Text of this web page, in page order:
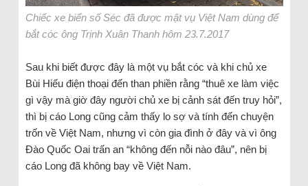
Chiếc xe biển số Séc đã được mật vụ Việt Nam dùng để
bắt cóc ông Trịnh Xuân Thanh hôm 23.7.2017
Sau khi biết được đây là một vụ bắt cóc và khi chủ xe
Bùi Hiếu điện thoại đến than phiền rằng “thuê xe làm việc
gì vậy mà giờ đây người chủ xe bị cảnh sát đến truy hỏi”,
thì bị cáo Long cũng cảm thấy lo sợ và tính đến chuyện
trốn về Việt Nam, nhưng vì còn gia đình ở đây và vì ông
Đào Quốc Oai trấn an “không đến nỗi nào đâu”, nên bị
cáo Long đã không bay về Việt Nam.